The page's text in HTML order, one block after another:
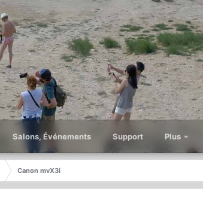
Salons, Événements Support Plus
Canon mvX3i